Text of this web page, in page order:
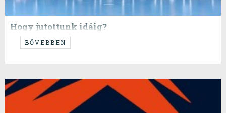
Hogy jutottunk idáig?
BŐVEBBEN